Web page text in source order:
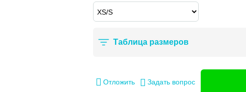
Таблица размеров
Отложить Задать вопрос